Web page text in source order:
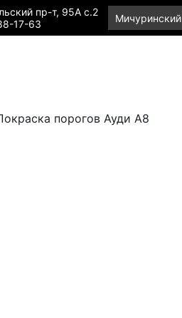
пр-т, 95А с.2
17-63
Мичуринский
порогов Ауди А8